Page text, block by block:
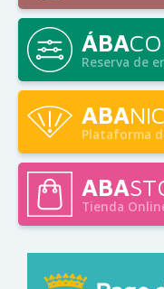
ÁBACO
Reserva de
ABA
Plataforma
ABA
Tienda